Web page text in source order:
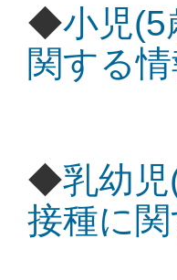
◆小児(5
関する
◆乳幼
接種に